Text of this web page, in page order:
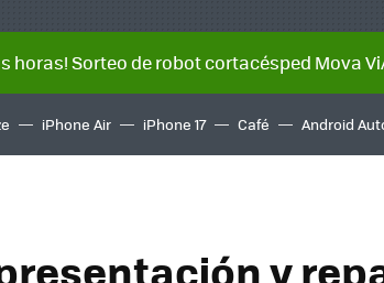
horas! Sorteo de robot cortacésped Mova
iPhone Air iPhone 17 Café Android
y